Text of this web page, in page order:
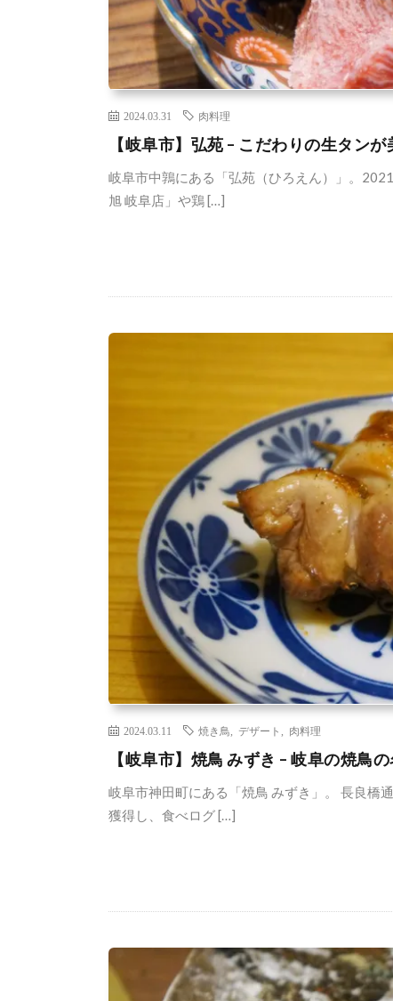
2024.03.31 肉料理
【岐阜市】弘苑 – こだわりの生タン
岐阜市中鶉にある「弘苑（ひろえん）」。
旭 岐阜店」や鶏 […]
2024.03.11 焼き鳥 デザート 肉料理
【岐阜市】焼鳥 みずき – 岐阜の焼鳥
岐阜市神田町にある「焼鳥 みずき」。 長良橋
獲得し、食べログ […]